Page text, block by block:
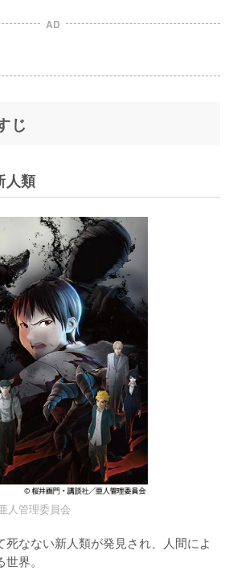
AD
じ
人類
人管理委員会
死なない新人類が発見され、人間によ
界。